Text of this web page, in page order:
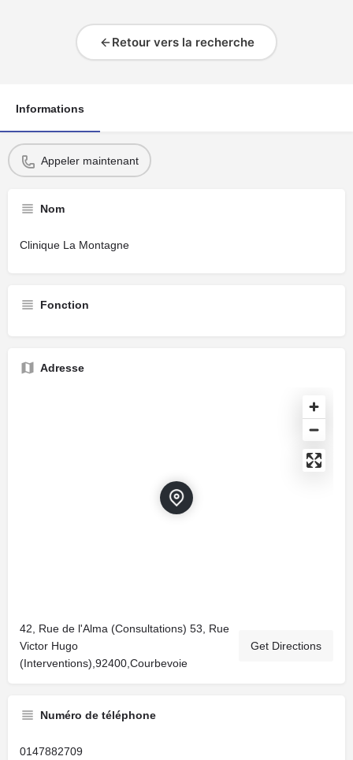
Retour vers la recherche
Informations
Appeler maintenant
Nom
Clinique La Montagne
Fonction
Adresse
42, Rue de l'Alma (Consultations) 53, Rue
Victor Hugo
(Interventions),92400,Courbevoie
Get Directions
Numéro de téléphone
0147882709